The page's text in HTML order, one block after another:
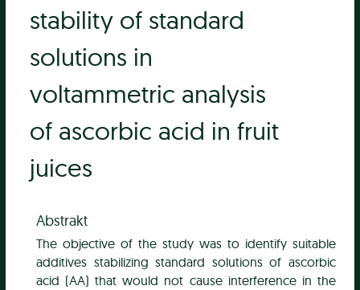
stability of standard
solutions in
voltammetric analysis
of ascorbic acid in fruit
juices
Abstrakt
The objective of the study was to identify suitable
additives stabilizing standard solutions of ascorbic
acid (AA) that would not cause interference in the